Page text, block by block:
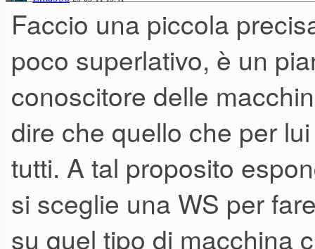
Faccio una piccola
poco superlativo, è un
conoscitore delle
dire che quello che per
tutti. A tal proposito
si sceglie una WS per
su quel tipo di macchina